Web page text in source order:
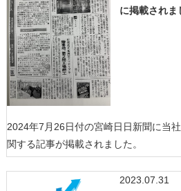
に掲載されま
2024年7月26日付の宮崎日日新聞に当
関する記事が掲載されました。
2023.07.31